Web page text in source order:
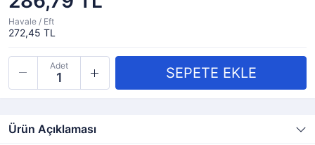
Havale / Eft
272,45 TL
Adet
Ürün Açıklaması